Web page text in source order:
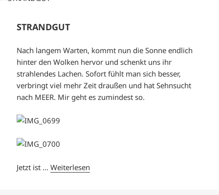
STRANDGUT
Nach langem Warten, kommt nun die Sonne endlich
hinter den Wolken hervor und schenkt uns ihr
strahlendes Lachen. Sofort fühlt man sich besser,
verbringt viel mehr Zeit draußen und hat Sehnsucht
nach MEER. Mir geht es zumindest so.
Jetzt ist …Weiterlesen